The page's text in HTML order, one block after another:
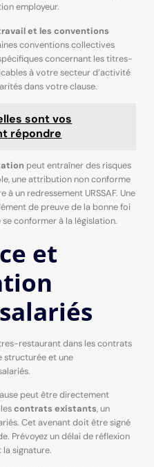
employeur.
et les conventions
conventions collectives
concernant les titres-
à votre secteur d’activité
dans votre clause.
sont vos
répondre
peut entraîner des risques
une attribution non conforme
un redressement URSSAF. Une
de preuve de la bonne foi
conformer à la législation.
et
restaurant dans les contrats
structurée et une
peut être directement
contrats existants, un
Cet avenant doit être signé
Prévoyez un délai de réflexion
signature.